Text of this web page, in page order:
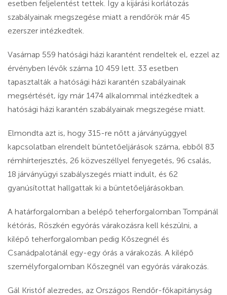
esetben feljelentést tettek. Így a kijárási korlátozás
szabályainak megszegése miatt a rendőrök már 45
ezerszer intézkedtek.
Vasárnap 559 hatósági házi karantént rendeltek el, ezzel az
érvényben lévők száma 10 459 lett. 33 esetben
tapasztalták a hatósági házi karantén szabályainak
megsértését, így már 1474 alkalommal intézkedtek a
hatósági házi karantén szabályainak megszegése miatt.
Elmondta azt is, hogy 315-re nőtt a járványüggyel
kapcsolatban elrendelt büntetőeljárások száma, ebből 83
rémhírterjesztés, 26 közveszéllyel fenyegetés, 96 csalás,
18 járványügyi szabályszegés miatt indult, és 62
gyanúsítottat hallgattak ki a büntetőeljárásokban.
A határforgalomban a belépő teherforgalomban Tompánál
kétórás, Röszkén egyórás várakozásra kell készülni, a
kilépő teherforgalomban pedig Kőszegnél és
Csanádpalotánál egy-egy órás a várakozás. A kilépő
személyforgalomban Kőszegnél van egyórás várakozás.
Gál Kristóf alezredes, az Országos Rendőr-főkapitányság